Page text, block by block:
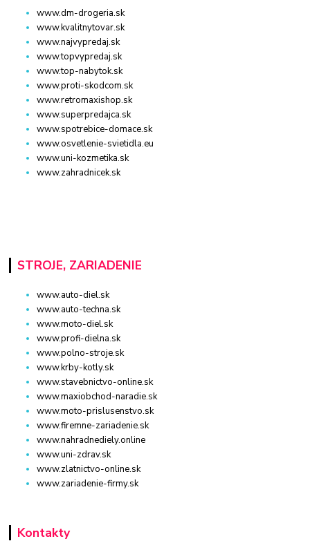
www.dm-drogeria.sk
www.kvalitnytovar.sk
www.najvypredaj.sk
www.topvypredaj.sk
www.top-nabytok.sk
www.proti-skodcom.sk
www.retromaxishop.sk
www.superpredajca.sk
www.spotrebice-domace.sk
www.osvetlenie-svietidla.eu
www.uni-kozmetika.sk
www.zahradnicek.sk
STROJE, ZARIADENIE
www.auto-diel.sk
www.auto-techna.sk
www.moto-diel.sk
www.profi-dielna.sk
www.polno-stroje.sk
www.krby-kotly.sk
www.stavebnictvo-online.sk
www.maxiobchod-naradie.sk
www.moto-prislusenstvo.sk
www.firemne-zariadenie.sk
www.nahradnediely.online
www.uni-zdrav.sk
www.zlatnictvo-online.sk
www.zariadenie-firmy.sk
Kontakty